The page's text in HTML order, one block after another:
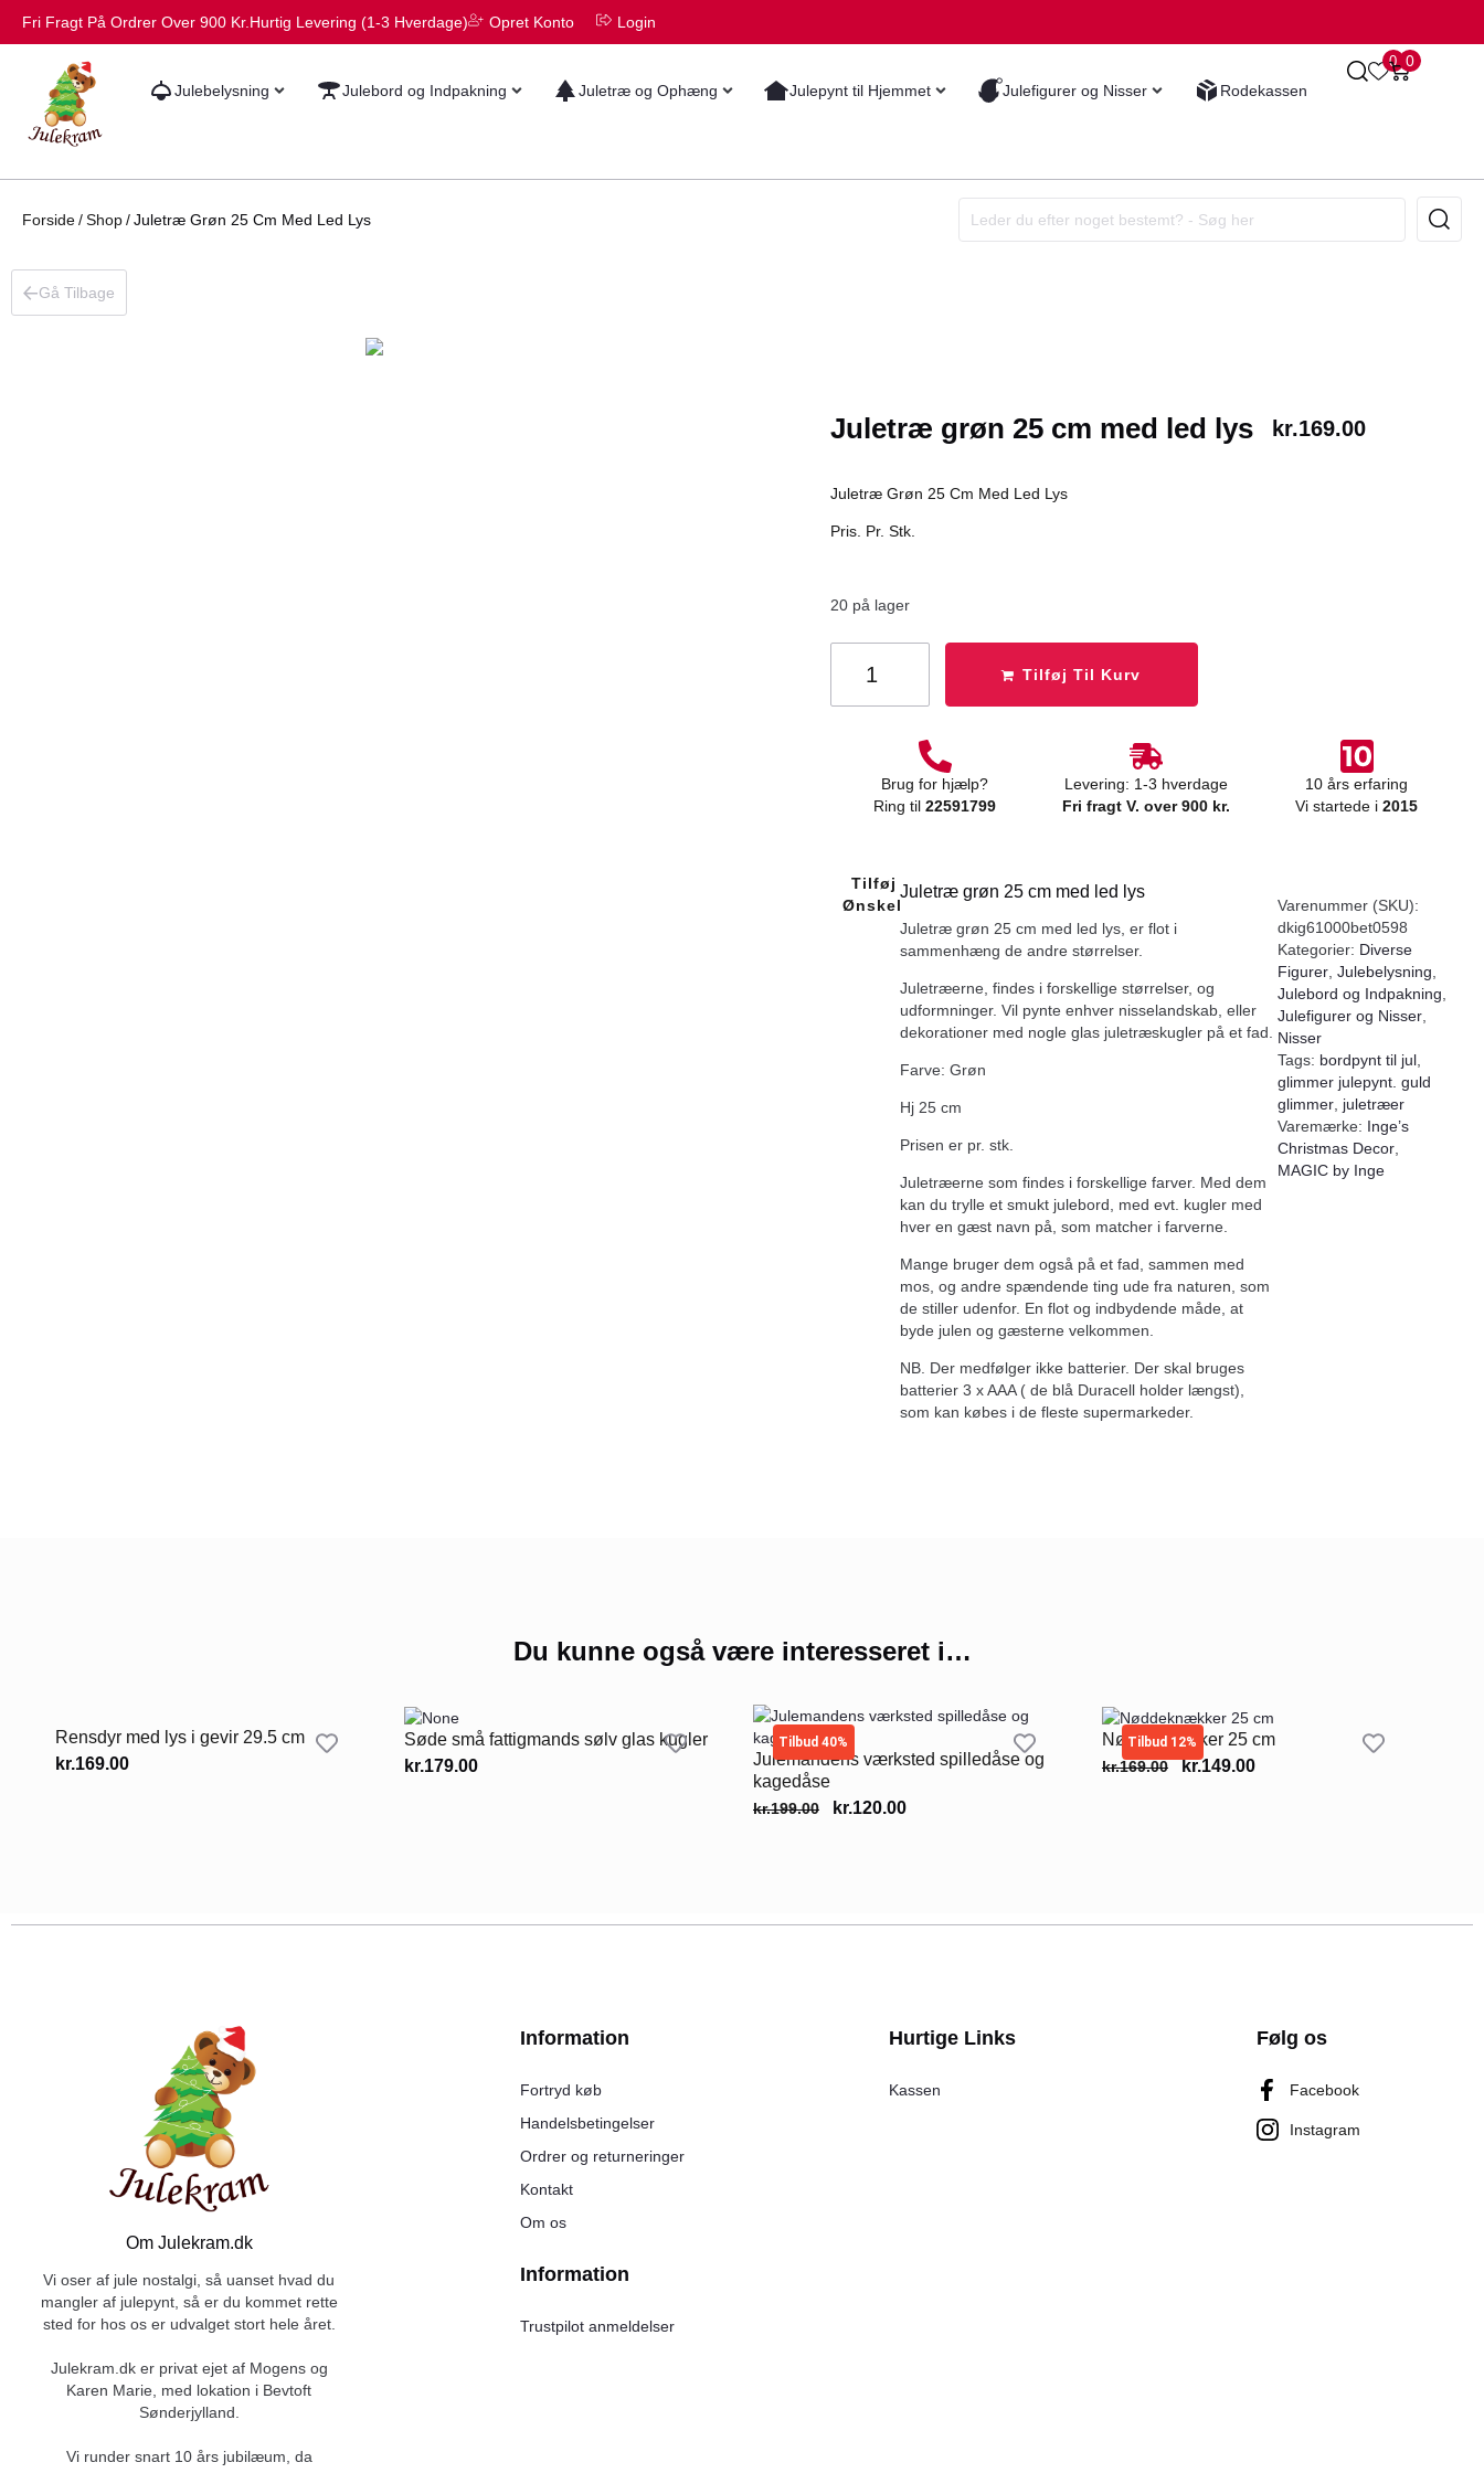
Fri Fragt På Ordrer Over 900 Kr. Hurtig Levering (1-3 Hverdage) Opret Konto Login
Julebelysning Julebord og Indpakning Juletræ og Ophæng Julepynt til Hjemmet Julefigurer og Nisser Rodekassen
0 0
Forside/Shop/Juletræ Grøn 25 Cm Med Led Lys
Gå Tilbage
Juletræ grøn 25 cm med led lys kr.169.00
Juletræ Grøn 25 Cm Med Led Lys
Pris. Pr. Stk.
20 på lager
Tilføj Til Kurv
Brug for hjælp?
Ring til22591799
Levering: 1-3 hverdage
Fri fragt V. over 900 kr.
10 års erfaring
Vi startede i2015
Tilføj Til
Ønskeliste
Juletræ grøn 25 cm med led lys
Juletræ grøn 25 cm med led lys, er flot i
sammenhæng de andre størrelser.
Juletræerne, findes i forskellige størrelser, og
udformninger. Vil pynte enhver nisselandskab, eller
dekorationer med nogle glas juletræskugler på et fad.
Farve: Grøn
Hj 25 cm
Prisen er pr. stk.
Juletræerne som findes i forskellige farver. Med dem
kan du trylle et smukt julebord, med evt. kugler med
hver en gæst navn på, som matcher i farverne.
Mange bruger dem også på et fad, sammen med
mos, og andre spændende ting ude fra naturen, som
de stiller udenfor. En flot og indbydende måde, at
byde julen og gæsterne velkommen.
NB. Der medfølger ikke batterier. Der skal bruges
batterier 3 x AAA ( de blå Duracell holder længst),
som kan købes i de fleste supermarkeder.
Varenummer (SKU):
dkig61000bet0598
Kategorier: Diverse
Figurer, Julebelysning,
Julebord og Indpakning,
Julefigurer og Nisser,
Nisser
Tags: bordpynt til jul,
glimmer julepynt. guld
glimmer, juletræer
Varemærke: Inge’s
Christmas Decor,
MAGIC by Inge
Du kunne også være interesseret i…
Rensdyr med lys i gevir 29.5 cm
kr.169.00
Søde små fattigmands sølv glas kugler
kr.179.00
Tilbud 40%
Julemandens værksted spilledåse og
kagedåse
kr.199.00 kr.120.00
Tilbud 12%
Nøddeknækker 25 cm
kr.169.00 kr.149.00
Om Julekram.dk
Vi oser af jule nostalgi, så uanset hvad du
mangler af julepynt, så er du kommet rette
sted for hos os er udvalget stort hele året.
Julekram.dk er privat ejet af Mogens og
Karen Marie, med lokation i Bevtoft
Sønderjylland.
Vi runder snart 10 års jubilæum, da
Information
Fortryd køb
Handelsbetingelser
Ordrer og returneringer
Kontakt
Om os
Information
Trustpilot anmeldelser
Hurtige Links
Kassen
Følg os
Facebook
Instagram